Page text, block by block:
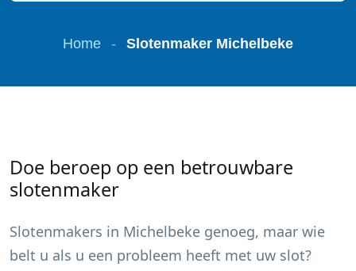
Home - Slotenmaker Michelbeke
Doe beroep op een betrouwbare
slotenmaker
Slotenmakers in Michelbeke genoeg, maar wie
belt u als u een probleem heeft met uw slot?